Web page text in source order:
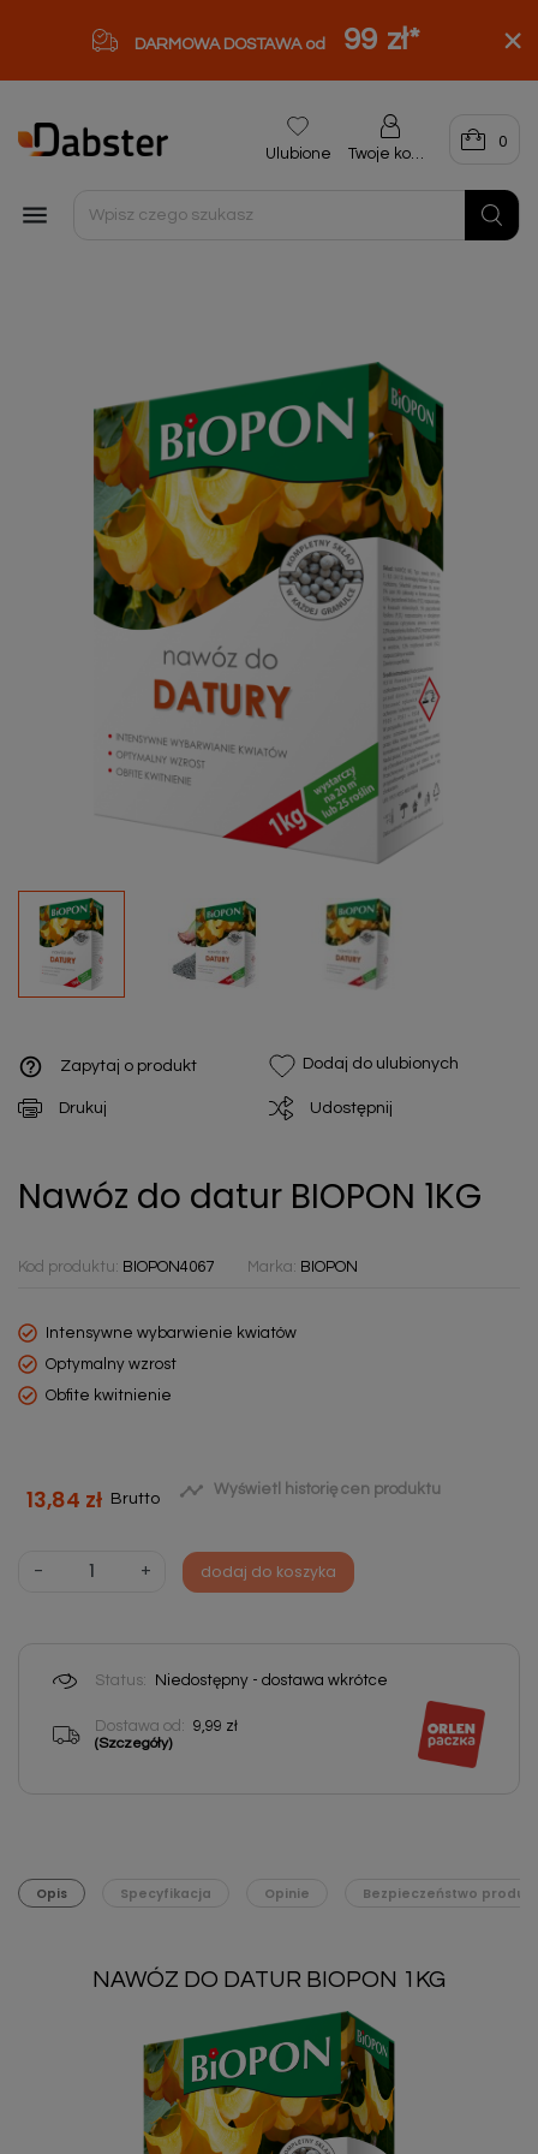
DARMOWA DOSTAWA od 99 zł*

Ulubione Twoje konto
0
help_outline Zapytaj o produkt Dodaj do ulubionych
Drukuj Udostępnij
Nawóz do datur BIOPON 1KG
Kod produktu: BIOPON4067 Marka: BIOPON
Intensywne wybarwienie kwiatów
Optymalny wzrost
Obfite kwitnienie
13,84 zł Brutto  Wyświetl historię cen produktu
- + dodaj do koszyka
Status: Niedostępny - dostawa wkrótce
Dostawa od: 9,99 zł
(Szczegóły)
Opis Specyfikacja Opinie Bezpieczeństwo
NAWÓZ DO DATUR BIOPON 1KG